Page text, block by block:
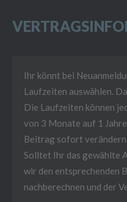
Ihr könnt bei
Laufzeiten auswählen.
Die Laufzeiten können
von 3 Monate auf 1
Beitrag sofort
Solltet Ihr das gewählte
wir den entsprechenden
nachberechnen und der